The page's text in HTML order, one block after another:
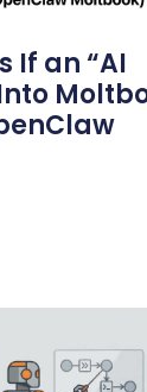
If an “AI